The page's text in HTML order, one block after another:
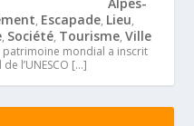
, Escapade, Lieu,
, Société, Tourisme,Ville
patrimoine mondial a inscrit
l’UNESCO […]